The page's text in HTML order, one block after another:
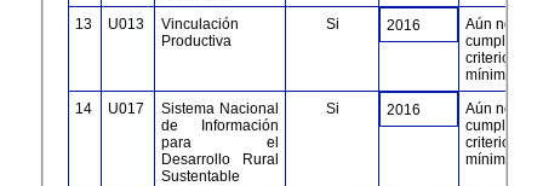
13 ​U013
Vinculación
Productiva
Si 2016
Aún no
cumple con
criterios
mínimos
14
U017
Sistema Nacional
de Información
para el
Desarrollo Rural
Sustentable
Si 2016
Aún no
cumple con
criterios
mínimos​​​​​​​